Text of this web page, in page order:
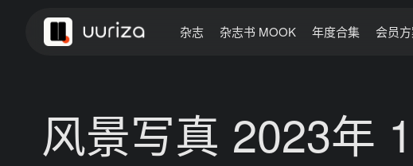
杂志 杂志书 MOOK 年度合集 会员
风景写真 2023年